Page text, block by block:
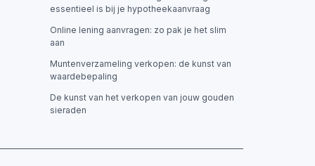
essentieel is bij je hypotheekaanvraag
Online lening aanvragen: zo pak je het slim
aan
Muntenverzameling verkopen: de kunst van
waardebepaling
De kunst van het verkopen van jouw gouden
sieraden